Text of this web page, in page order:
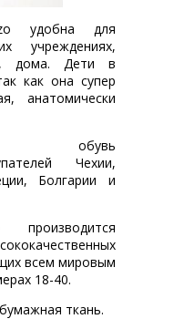
удобна для
учреждениях,
дома. Дети в
как она супер
анатомически
Чехии,
Болгарии и
производится
всем мировым
18-40.
ткань.